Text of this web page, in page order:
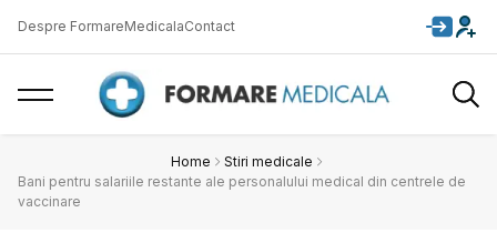
Despre FormareMedicalaContact
Home
Stiri medicale
Bani pentru salariile restante ale personalului medical din centrele de
vaccinare